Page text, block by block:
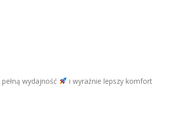
pełną wydajność
i wyraźnie lepszy komfort